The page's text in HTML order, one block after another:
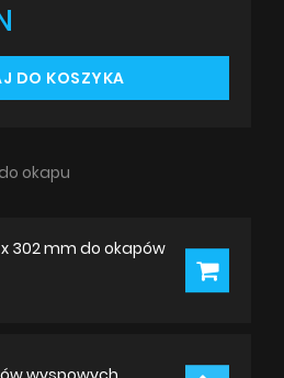
DO KOSZYKA
okapu
302 mm do okapów